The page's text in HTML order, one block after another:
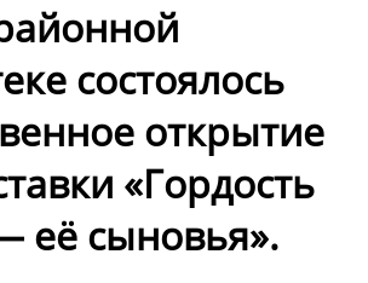
состоялось
открытие
«Гордость
её сыновья».